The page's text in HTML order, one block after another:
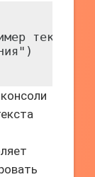
текста